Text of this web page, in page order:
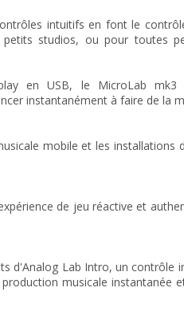
intuitifs en font le
studios, ou pour toutes
en USB, le MicroLab mk3
instantanément à faire de la
mobile et les installations
de jeu réactive et
d'Analog Lab Intro, un contrôle
musicale instantanée